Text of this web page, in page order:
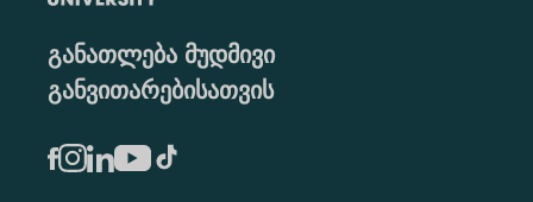
განათლება მუდმივი
განვითარებისათვის